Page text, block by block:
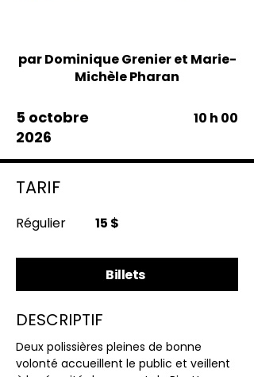
par Dominique Grenier et Marie-
Michèle Pharan
5 octobre
2026
10 h 00
TARIF
Régulier 15 $
Billets
DESCRIPTIF
Deux polissières pleines de bonne
volonté accueillent le public et veillent